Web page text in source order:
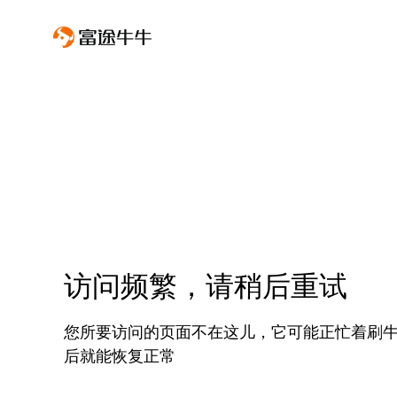
访问频繁，请稍后重试
您所要访问的页面不在这儿，它可能正忙着刷
后就能恢复正常